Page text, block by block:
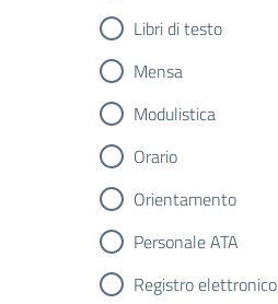
Libri di testo
Mensa
Modulistica
Orario
Orientamento
Personale ATA
Registro elettronico